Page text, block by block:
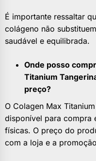
É importante ressaltar
colágeno não
saudável e equilibrada.
Onde posso
Titanium
preço?
O Colagen Max
disponível para compra
físicas. O preço do
com a loja e a